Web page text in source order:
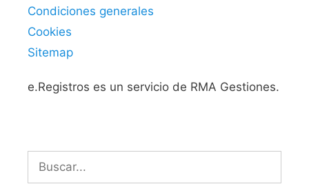
Condiciones generales
Cookies
Sitemap
e.Registros es un servicio de RMA Gestiones.
Buscar: